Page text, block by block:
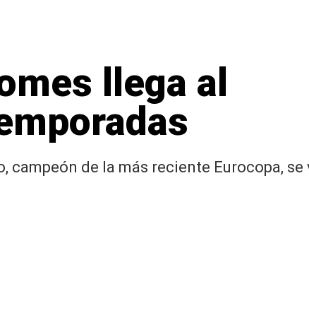
llega al
de la más reciente Eurocopa, se